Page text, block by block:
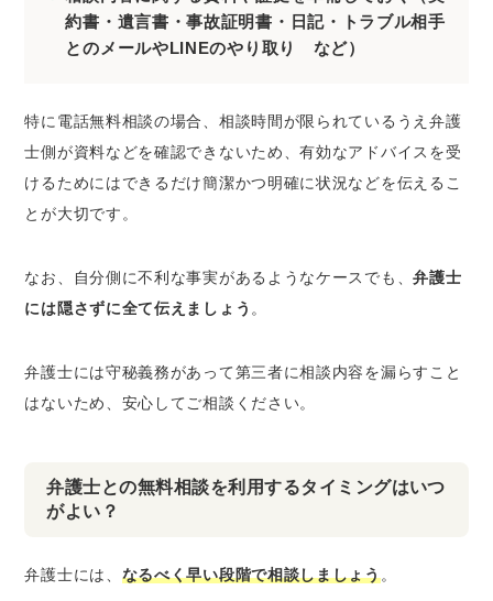
約書・遺言書・事故証明書・日記・トラブル相手
とのメールやLINEのやり取り など）
特に電話無料相談の場合、相談時間が限られているうえ弁護
士側が資料などを確認できないため、有効なアドバイスを受
けるためにはできるだけ簡潔かつ明確に状況などを伝えるこ
とが大切です。
なお、自分側に不利な事実があるようなケースでも、弁護士
には隠さずに全て伝えましょう 。
弁護士には守秘義務があって第三者に相談内容を漏らすこと
はないため、安心してご相談ください。
弁護士との無料相談を利用するタイミングはいつ
がよい？
弁護士には、 なるべく早い段階で相談しましょう。